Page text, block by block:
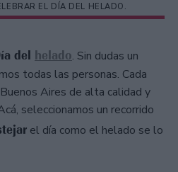
EL DÍA DEL HELADO.
del helado. Sin dudas un
todas las personas. Cada
Aires de alta calidad y
seleccionamos un recorrido
el día como el helado se lo